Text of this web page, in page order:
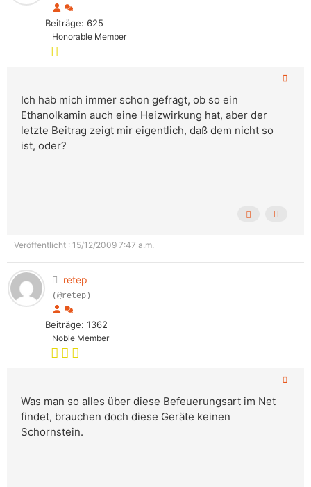
Beiträge: 625
Honorable Member
Ich hab mich immer schon gefragt, ob so ein
Ethanolkamin auch eine Heizwirkung hat, aber der
letzte Beitrag zeigt mir eigentlich, daß dem nicht so
ist, oder?
Veröffentlicht : 15/12/2009 7:47 a.m.
retep
(@retep)
Beiträge: 1362
Noble Member
Was man so alles über diese Befeuerungsart im Net
findet, brauchen doch diese Geräte keinen
Schornstein.